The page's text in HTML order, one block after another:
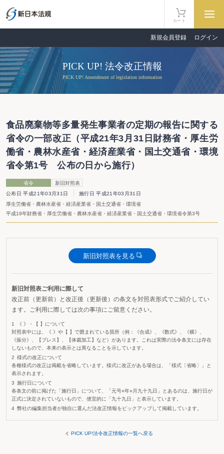
カート
新規会員登録 ログイン
PICK UP! 法令改正情報
PICK UP! Amendment of legislation information
食品廃棄物等多量発生事業者の定期の報告に関する
省令の一部改正（平成21年3月31日財務省・厚生労
働省・農林水産省・経済産業省・国土交通省・環境
省令第1号 公布の日から施行）
省令
新旧対照表
公布日 平成21年03月31日
施行日 平成21年03月31日
厚生労働省・農林水産省・経済産業省・国土交通省・環境省
平成19年財務省・厚生労働省・農林水産省・経済産業省・国土交通省・環境省令第3号
新旧対照表を見る
新旧対照表ご利用に際して
改正前（更新前）と改正後（更新後）の条文を対照表形式でご紹介してい
ます。ご利用に際しては次の事項にご留意ください。
《 》・【 】について
対照表中には、《 》や【 】で囲まれている箇所（例：《合成》、《数式》、《横》、
《振分》、【ブレス】、【体裁加工】など）があります。これは実際の法令条文には存在
しないもので、本来の表示とは異なることを示しています。
様式の改正について
各種様式の改正は掲載を省略しています。様式に改正がある場合は、「様式〔省略〕」と
表示されます。
施行日について
各条文の前に掲げた「施行日」について、「元号○年○月九十九日」とあるのは、施行日が
正式に決定されていないもので、便宜的に「九十九日」と表示しています。
弊社の編集担当者が独自に選んだ法改正情報をピックアップして掲載しています。
PICK UP!法令改正情報の一覧へ戻る